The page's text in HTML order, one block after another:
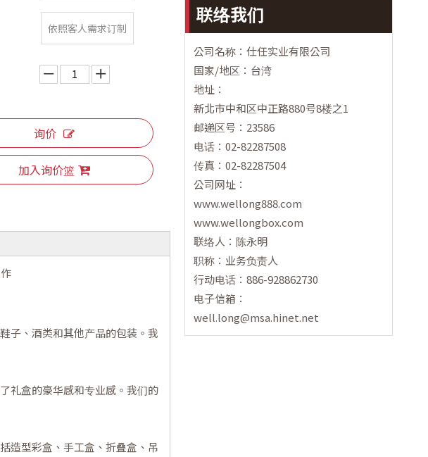
依照客人需求订制
询价
加入询价篮
子、酒类和其他产品的包装。我
礼盒的豪华感和专业感。我们的
造型彩盒、手工盒、折叠盒、吊
联络我们
公司名称：仕任实业有限公司
国家/地区：台湾
地址：
新北市中和区中正路880号8楼之1
邮递区号：23586
电话：02-82287508
传真：02-82287504
公司网址：
www.wellong888.com
www.wellongbox.com
联络人：陈永明
职称：业务负责人
行动电话：886-928862730
电子信箱：
well.long@msa.hinet.net